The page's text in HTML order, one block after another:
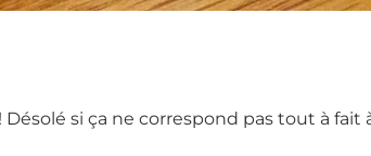
Désolé si ça ne correspond pas tout à fait